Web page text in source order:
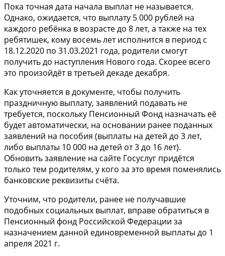
Пока точная дата начала выплат не называется.
Однако, ожидается, что выплату 5 000 рублей на
каждого ребёнка в возрасте до 8 лет, а также на тех
ребятишек, кому восемь лет исполнится в период с
18.12.2020 по 31.03.2021 года, родители смогут
получить до наступления Нового года. Скорее всего
это произойдёт в третьей декаде декабря.
Как уточняется в документе, чтобы получить
праздничную выплату, заявлений подавать не
требуется, поскольку Пенсионный Фонд назначать её
будет автоматически, на основании ранее поданных
заявлений на пособия (выплаты на детей до 3 лет,
либо выплаты 10 000 на детей от 3 до 16 лет).
Обновить заявление на сайте Госуслуг придётся
только тем родителям, у кого за это время поменялись
банковские реквизиты счёта.
Уточним, что родители, ранее не получавшие
подобных социальных выплат, вправе обратиться в
Пенсионный фонд Российской Федерации за
назначением данной единовременной выплаты до 1
апреля 2021 г.